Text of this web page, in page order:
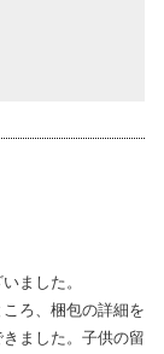
ました。
ろ、梱包の詳細を
ました。子供の留